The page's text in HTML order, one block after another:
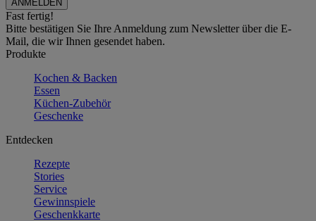
Fast fertig!
Bitte bestätigen Sie Ihre Anmeldung zum Newsletter über die E-
Mail, die wir Ihnen gesendet haben.
Produkte
Kochen & Backen
Essen
Küchen-Zubehör
Geschenke
Entdecken
Rezepte
Stories
Service
Gewinnspiele
Geschenkkarte